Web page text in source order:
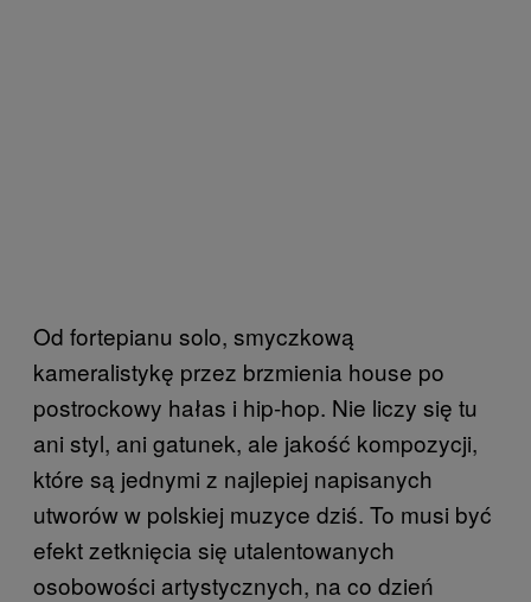
Od fortepianu solo, smyczkową
kameralistykę przez brzmienia house po
postrockowy hałas i hip-hop. Nie liczy się tu
ani styl, ani gatunek, ale jakość kompozycji,
które są jednymi z najlepiej napisanych
utworów w polskiej muzyce dziś. To musi być
efekt zetknięcia się utalentowanych
osobowości artystycznych, na co dzień